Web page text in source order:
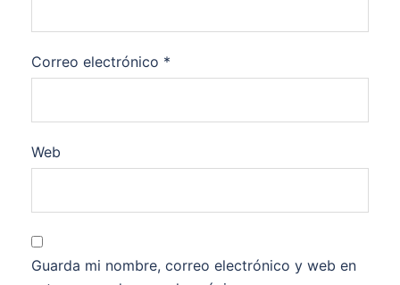
Correo electrónico *
Web
Guarda mi nombre, correo electrónico y web en